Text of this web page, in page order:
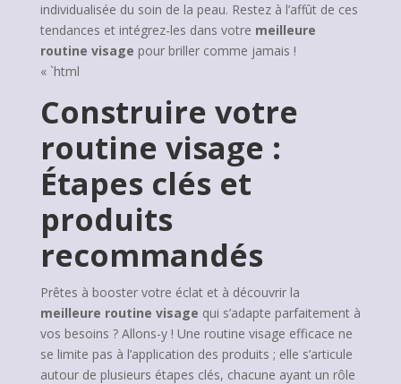
individualisée du soin de la peau. Restez à l’affût de ces
tendances et intégrez-les dans votre meilleure
routine visage pour briller comme jamais !
« `html
Construire votre
routine visage :
Étapes clés et
produits
recommandés
Prêtes à booster votre éclat et à découvrir la
meilleure routine visage qui s’adapte parfaitement à
vos besoins ? Allons-y ! Une routine visage efficace ne
se limite pas à l’application des produits ; elle s’articule
autour de plusieurs étapes clés, chacune ayant un rôle